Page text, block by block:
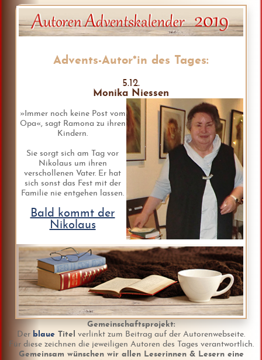
Advents-Autor*in des Tages:
5.12.
Monika Niessen
»Immer noch keine Post vom
Opa«, sagt Ramona zu ihren
Kindern.
Sie sorgt sich am Tag vor
Nikolaus um ihren
verschollenen Vater. Er hat
sich sonst das Fest mit der
Familie nie entgehen lassen.
Bald kommt der
Nikolaus
Gemeinschaftsprojekt:
Der blaue Titel
verlinkt zum Beitrag auf der Autorenwebseite.
Für diese zeichnen die jeweiligen Autoren des Tages verantwortlich.
Gemeinsam wünschen wir allen Leserinnen & Lesern eine